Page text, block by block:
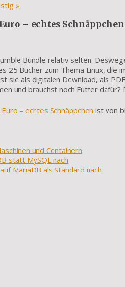
»
– echtes Schnäppchen
Bundle relativ selten.
25 Bücher zum Thema Linux, die
sie als digitalen Download, als
und brauchst noch Futter dafür?
– echtes Schnäppchen ist von
und Containern
statt MySQL nach
MariaDB als Standard nach